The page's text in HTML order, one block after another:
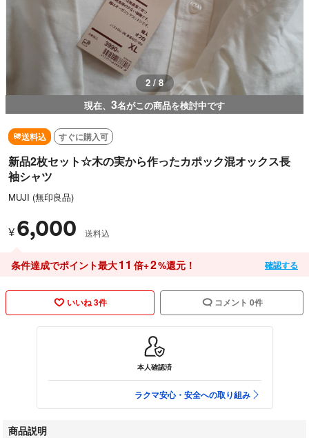
3 / 8
現在、 3名がこの商品を検討中です
送料込 すぐに購入可
新品2枚セット☆木の実から作ったカポック混オックス長
袖シャツ
MUJI (無印良品)
¥ 6,000 送料込
条件達成でポイント最大11 倍+2%還元！ 確認する
いいね 3件 コメント 0件
本人確認済
ラクマ安心・安全への取り組み
商品説明